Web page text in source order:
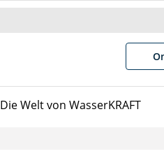
Die Welt von WasserKRAFT